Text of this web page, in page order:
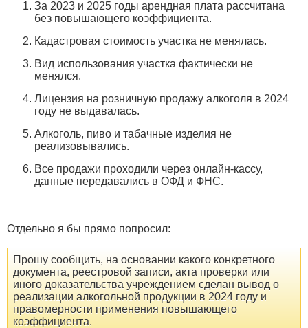
За 2023 и 2025 годы арендная плата рассчитана
без повышающего коэффициента.
Кадастровая стоимость участка не менялась.
Вид использования участка фактически не
менялся.
Лицензия на розничную продажу алкоголя в 2024
году не выдавалась.
Алкоголь, пиво и табачные изделия не
реализовывались.
Все продажи проходили через онлайн-кассу,
данные передавались в ОФД и ФНС.
Отдельно я бы прямо попросил:
Прошу сообщить, на основании какого конкретного
документа, реестровой записи, акта проверки или
иного доказательства учреждением сделан вывод о
реализации алкогольной продукции в 2024 году и
правомерности применения повышающего
коэффициента.